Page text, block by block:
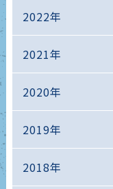
2022年
2021年
2020年
2019年
2018年